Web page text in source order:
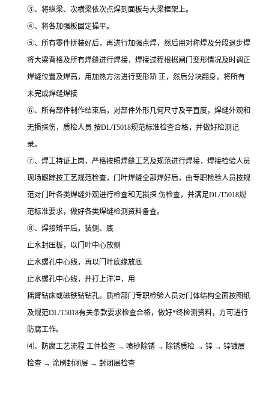
③、将纵梁、次横梁依次点焊到面板与大梁框架上。
④、将各加强板固定操平。
⑤、所有零件拼装好后，再进行加强点焊，然后用对称焊及分段退步焊
将大梁背格及所有焊缝进行焊接，焊接过程根据闸门变形情况及时调正
焊缝位置及焊高，用加热方法进行变形矫 正，然后分块翻身，将所有
未完成焊缝焊接
⑥、所有部件制作结束后，对部件外形几何尺寸及平直度，焊缝外观和
无损探伤，质检人员 按DL/T5018规范标准检查合格，并做好检测记
录。
⑦、焊工持证上岗，严格按照焊缝工艺及规范进行焊接，焊接检验人员
现场跟踪按工艺规范检查，门叶焊缝全部焊好后，由专职检验人员按规
范对门叶各类焊缝外观进行检查和无损探 伤检查，并满足DL/T5018规
范标准要求，做好各类焊缝检测资料备查。
⑧、焊接矫平后，装侧、底
止水封压板，以门叶中心放侧
止水螺孔中心线，再以门叶底缘放底
止水螺孔中心线，并打上洋冲，用
摇臂钻床或磁铁钻钻孔。质检部门专职检验人员对门体结构全面按图纸
及规范DL/T5018有关条款要求检查合格，做好*终检测资料，方可进行
防腐工作。
⑷、防腐工艺流程 工件检查 → 喷砂除锈 → 除锈质检 → 锌 → 锌镀层
检查 → 涂刷封闭层 → 封闭层检查